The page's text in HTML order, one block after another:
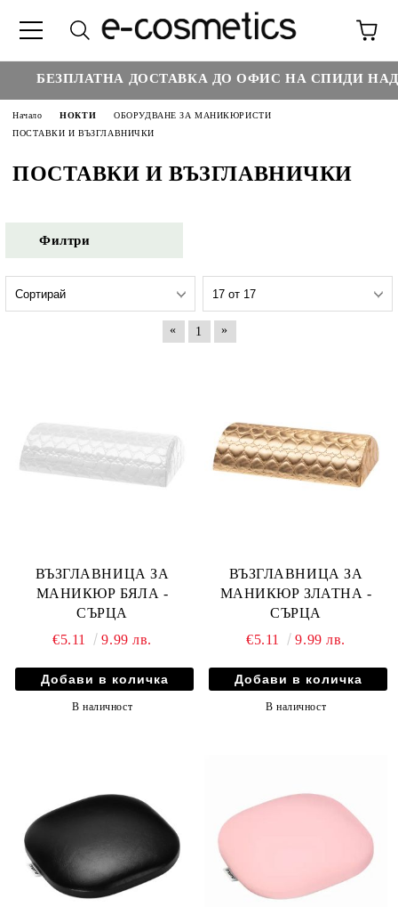
БЕЗПЛАТНА ДОСТАВКА ДО ОФИС НА СПИДИ НАД :
Начало НОКТИ
ОБОРУДВАНЕ ЗА МАНИКЮРИСТИ
ПОСТАВКИ И ВЪЗГЛАВНИЧКИ
ПОСТАВКИ И ВЪЗГЛАВНИЧКИ
Филтри
« 1 »
ВЪЗГЛАВНИЦА ЗА
МАНИКЮР БЯЛА -
СЪРЦА
€5.11
9.99 лв.
В наличност
ВЪЗГЛАВНИЦА ЗА
МАНИКЮР ЗЛАТНА -
СЪРЦА
€5.11
9.99 лв.
В наличност